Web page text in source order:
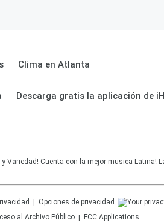
Clima en Atlanta
Descarga gratis la aplicación de
Variedad! Cuenta con la mejor musica Latina!
Opciones de privacidad
al Archivo Público FCC Applications